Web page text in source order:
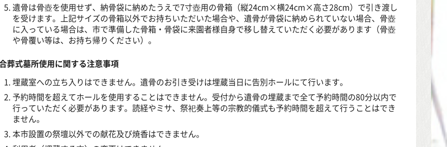
遺骨は骨壺を使用せず、納骨袋に納めたうえで7寸壺用の骨箱（縦24cm×横24cm×高さ28cm）で引き渡し
を受けます。上記サイズの骨箱以外でお持ちいただいた場合や、遺骨が骨袋に納められていない場合、骨壺
に入っている場合は、市で準備した骨箱・骨袋に来園者様自身で移し替えていただく必要があります （骨壺
や骨覆い等は、お持ち帰りください）。
葬式墓所使用に関する注意事項
埋蔵室への立ち入りはできません。遺骨のお引き受けは埋蔵当日に告別ホールにて行います。
予約時間を超えてホールを使用することはできません。 受付から遺骨の埋蔵まで全て予約時間の80分以内で
行っていただく必要があります。読経やミサ、祭祀奏上等の宗教的儀式も予約時間を超えて行うことはでき
ません。
本市設置の祭壇以外での献花及び焼香はできません。